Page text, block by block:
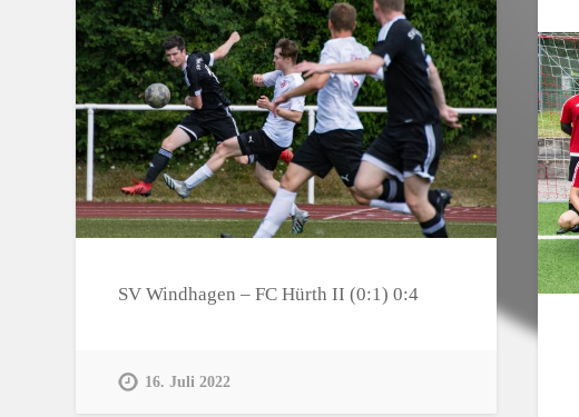
SV Windhagen – FC Hürth II (0:1) 0:4
16. Juli 2022